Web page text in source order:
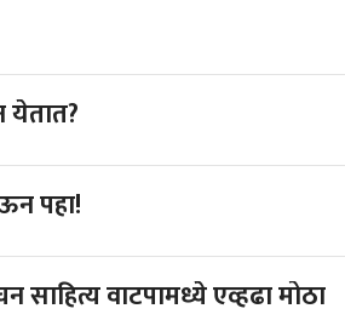
पहा!
वाटपामध्ये एव्हढा मोठा